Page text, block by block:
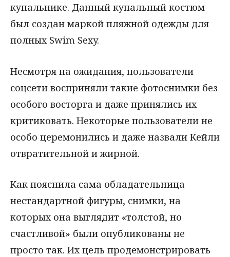
купальнике. Данный купальный костюм
был создан маркой пляжной одежды для
полных Swim Sexy.
Несмотря на ожидания, пользователи
соцсети восприняли такие фотоснимки без
особого восторга и даже принялись их
критиковать. Некоторые пользователи не
особо церемонились и даже назвали Кейли
отвратительной и жирной.
Как пояснила сама обладательница
нестандартной фигуры, снимки, на
которых она выглядит «толстой, но
счастливой» были опубликованы не
просто так. Их цель продемонстрировать